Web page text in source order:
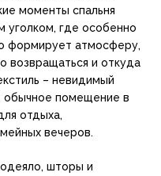
моменты спальня
уголком, где особенно
формирует атмосферу,
возвращаться и откуда
– невидимый
обычное помещение в
отдыха,
вечеров.
шторы и